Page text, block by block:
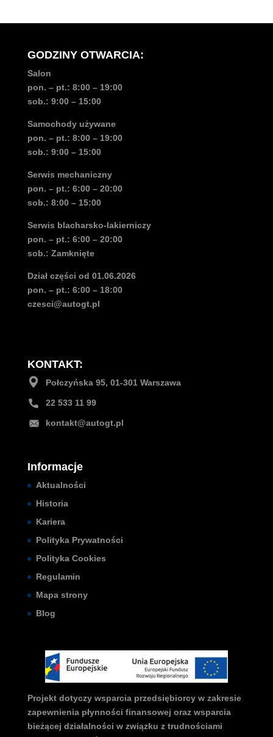
GODZINY OTWARCIA:
Salon
pon. – pt.: 8:00 – 19:00
sob.: 9:00 – 15:00
Samochody używane
pon. – pt.: 8:00 – 19:00
sob.: 9:00 – 15:00
Serwis mechaniczny
pon. – pt.: 6:00 – 20:00
sob.: 8:00 – 15:00
Serwis blacharsko-lakierniczy
pon. – pt.: 6:00 – 20:00
sob.: Zamknięte
Dział części od 01.06.2026
pon. – pt.: 6:00 – 18:00
czesci@autogt.pl
KONTAKT:
Połczyńska 95, 01-301 Warszawa
22 533 11 99
kontakt@autogt.pl
Informacje
Aktualności
Historia
Kariera
Polityka Prywatności
Polityka Cookies
Regulamin
Mapa strony
Blog
Projekt dotyczy wsparcia przedsiębiorcy w zakresie
zapewnienia płynności finansowej oraz wsparcia
bieżącej działalności w związku z trudnościami